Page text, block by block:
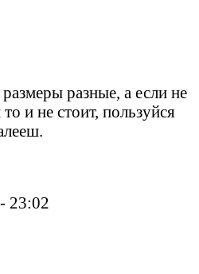
разные, а если не
и не стоит, пользуйся
23:02